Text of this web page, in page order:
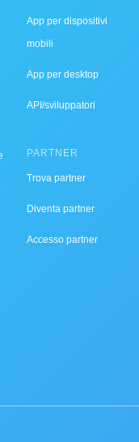
App per dispositivi
mobili
App per desktop
API/sviluppatori
PARTNER
Trova partner
Diventa partner
Accesso partner